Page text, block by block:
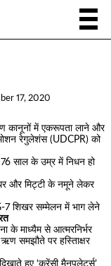
17, 2020
कानूनों में एकरूपता लाने और
रेगुलेशंस (UDCPR) को
साल के उम्र में निधन हो
और मिट्टी के नमूने लेकर
7 शिखर सम्मेलन में भाग लेने
के माध्यैम से आत्मरनिर्भर
समझौते पर हस्तािक्षर
हुए ‘करेंसी मैनुपुलेटर्स’